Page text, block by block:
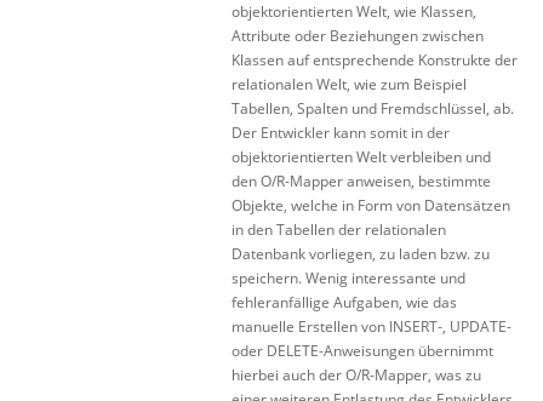
objektorientierten Welt, wie Klassen,
Attribute oder Beziehungen zwischen
Klassen auf entsprechende Konstrukte der
relationalen Welt, wie zum Beispiel
Tabellen, Spalten und Fremdschlüssel, ab.
Der Entwickler kann somit in der
objektorientierten Welt verbleiben und
den O/R-Mapper anweisen, bestimmte
Objekte, welche in Form von Datensätzen
in den Tabellen der relationalen
Datenbank vorliegen, zu laden bzw. zu
speichern. Wenig interessante und
fehleranfällige Aufgaben, wie das
manuelle Erstellen von INSERT-, UPDATE-
oder DELETE-Anweisungen übernimmt
hierbei auch der O/R-Mapper, was zu